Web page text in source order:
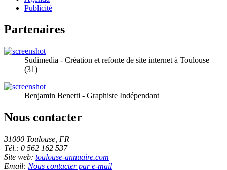
Publicité
Partenaires
Sudimedia - Création et refonte de site internet à Toulouse
(31)
Benjamin Benetti - Graphiste Indépendant
Nous contacter
31000 Toulouse, FR
Tél.: 0 562 162 537
Site web: toulouse-annuaire.com
Email: Nous contacter par e-mail